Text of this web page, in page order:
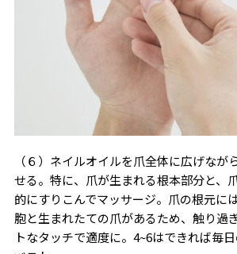
（６）ネイルオイルを爪全体に広げなが
せる。特に、爪が生まれる根本部分と、
的にすりこんでマッサージ。爪の根元に
胞と生まれたての爪があるため、触り過
トなタッチで適度に。4~6はできれば毎